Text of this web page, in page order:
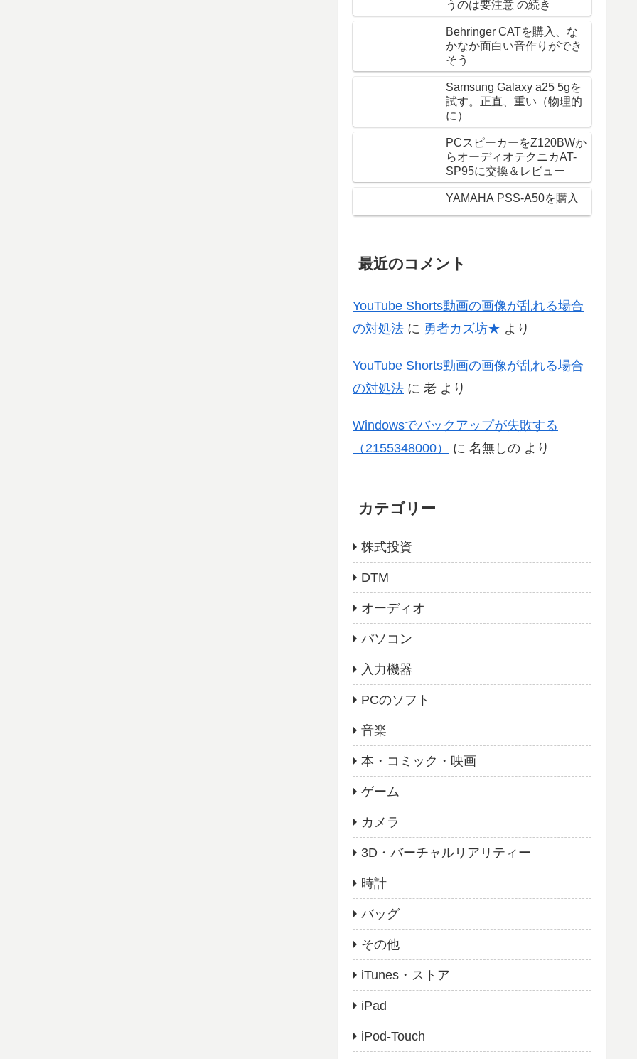
うのは要注意 の続き
Behringer CATを購入、な
かなか面白い音作りができ
そう
Samsung Galaxy a25 5gを
試す。正直、重い（物理的
に）
PCスピーカーをZ120BWか
らオーディオテクニカAT-
SP95に交換＆レビュー
YAMAHA PSS-A50を購入
最近のコメント
YouTube Shorts動画の画像が乱れる場合
の対処法 に 勇者カズ坊★ より
YouTube Shorts動画の画像が乱れる場合
の対処法 に 老 より
Windowsでバックアップが失敗する
（2155348000）
に 名無しの より
カテゴリー
株式投資
DTM
オーディオ
パソコン
入力機器
PCのソフト
音楽
本・コミック・映画
ゲーム
カメラ
3D・バーチャルリアリティー
時計
バッグ
その他
iTunes・ストア
iPad
iPod-Touch